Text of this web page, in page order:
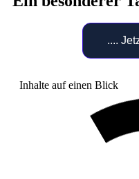
....
Inhalte auf einen Blick